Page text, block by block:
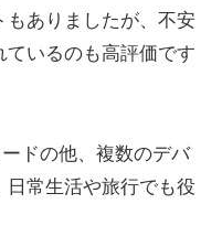
もありましたが、不安
ているのも高評価です
ドの他、複数のデバ
常生活や旅行でも役